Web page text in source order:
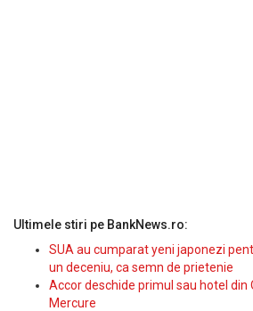
Ultimele stiri pe BankNews.ro:
SUA au cumparat yeni japonezi
un deceniu, ca semn de prietenie
Accor deschide primul sau hotel din
Mercure